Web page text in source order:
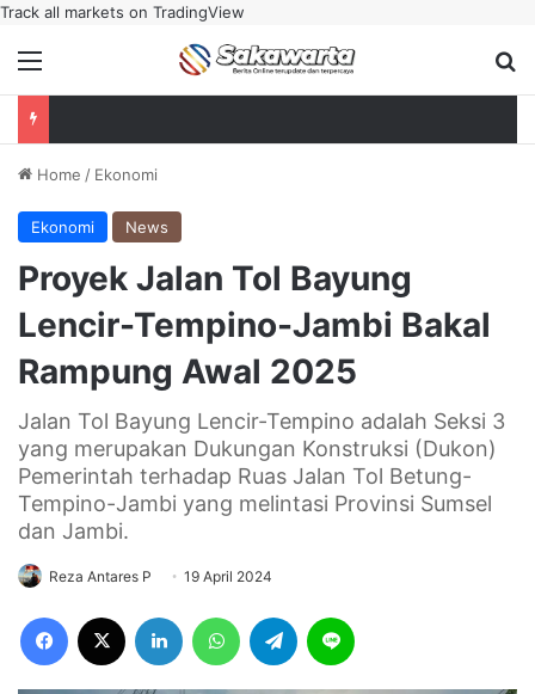
Track all markets on TradingView
Menu
Home / Ekonomi
Ekonomi News
Proyek Jalan Tol Bayung
Lencir-Tempino-Jambi Bakal
Rampung Awal 2025
Jalan Tol Bayung Lencir-Tempino adalah Seksi 3
yang merupakan Dukungan Konstruksi (Dukon)
Pemerintah terhadap Ruas Jalan Tol Betung-
Tempino-Jambi yang melintasi Provinsi Sumsel
dan Jambi.
Reza Antares P 19 April 2024
Facebook LinkedIn WhatsAppTelegram